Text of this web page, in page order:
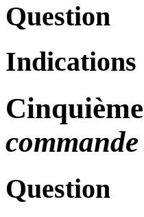
Question
Indications
commande
Question